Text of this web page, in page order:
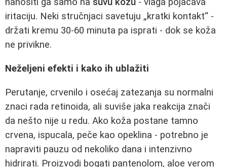
iritaciju. Neki stručnjaci savetuju „kratki kontakt“ -
držati kremu 30-60 minuta pa isprati - dok se koža
ne privikne.
Neželjeni efekti i kako ih ublažiti
Perutanje, crvenilo i osećaj zatezanja su normalni
znaci rada retinoida, ali suviše jaka reakcija znači
da nešto nije u redu. Ako koža postane tamno
crvena, ispucala, peče kao opeklina - potrebno je
napraviti pauzu od nekoliko dana i intenzivno
hidrirati. Proizvodi bogati pantenolom, aloe verom